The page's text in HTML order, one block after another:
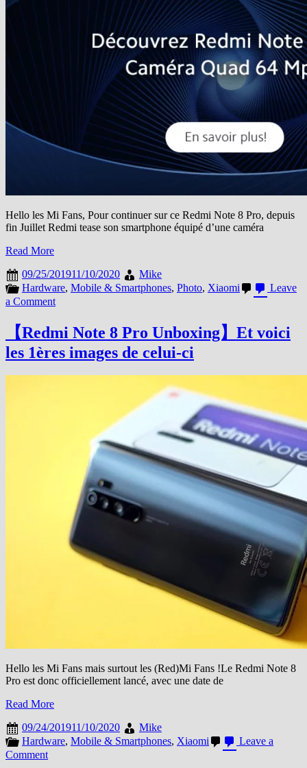
Hello les Mi Fans, Pour continuer sur ce Redmi Note 8 Pro, depuis
fin Juillet Redmi tease son smartphone équipé d’une caméra
Read More
09/25/201911/10/2020
Mike
Hardware, Mobile & Smartphones, Photo, Xiaomi
Leave
a Commenton
Pro
/
Le
64
MP
【Redmi Note 8 Pro Unboxing】Et voici
les 1ères images de celui-ci
Hello les Mi Fans mais surtout les (Red)Mi Fans !Le Redmi Note 8
Pro est donc officiellement lancé, avec une date de
Read More
09/24/201911/10/2020
Mike
Hardware, Mobile & Smartphones, Xiaomi
Leave a
Commenton